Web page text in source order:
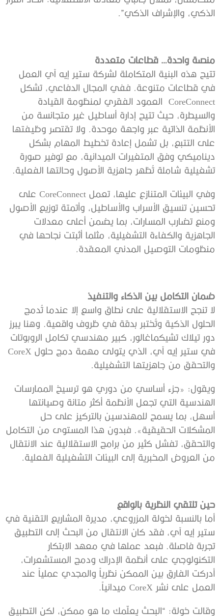
الذكي، والإشراف الذكي”.
منصة واحدة… قطاعات متعددة
تتيح هذه البنية المتكاملة لشركة ستير إيه آي العمل
في قطاعات متنوعة. ففي المجال الدفاعي، تشكل
CoreConnect العمود الفقري لمنظومة القيادة
والسيطرة، حيث تتيح إدارة أساطيل غير متجانسة من
الأنظمة الذاتية عبر واجهة موحدة. ولا تقتصر وظيفتها
على التتبع، بل تشمل إعادة تخطيط المهام بشكل
ديناميكي وفق المتغيرات الميدانية، مع توفير صورة
تشغيلية شاملة تُظهر جاهزية الأصول وحالتها الفعلية.
وفي البيئات المتنازع عليها، تعمل CoreConnect على
تحسين تنسيق الأسراب والأساطيل، وأتمتة توزيع الأصول
ومنع تضارب المسارات، بما يضمن أعلى معدلات
الجاهزية والكفاءة التشغيلية، مثلما أثبتت نجاحها في
منظومات التوصيل المدني المعقدة.
ضمان التكامل بين الذكاء والتنفيذ
لا تنجح الاستقلالية على نطاق واسع إلا عندما تُدمج
الحلول الذكية وتُختبر بدقة في ظروف واقعية. وهنا يبرز
دور تيلاك تشيكماغالور، كبير مهندسي تكامل الروبوتات
في ستير إيه آي، الذي يتولى مهمة دمج حلول CoreX
والتحقق من جاهزيتها التشغيلية.
ويقول: «جزء أساسي من دوري هو ترسيخ الممارسات
الهندسية التي تجعل الأنظمة أكثر متانة وصيانتها
أسهل، بما يسمح للمهندسين بالتركيز على حل
المشكلات الحقيقية». فبدون هذا المستوى من التكامل
والتحقق، تفشل كثير من برامج الاستقلالية عند الانتقال
من العروض المخبرية إلى البيئات التشغيلية الفعلية.
حين تلتقي النظرية بالواقع
أما بالنسبة لخولة المزروعي، مديرة المشاريع التقنية في
ستير إيه آي، فقد كان الانتقال من البحث إلى التطبيق
تجربة فاصلة. فبعد عملها في معهد الابتكار
التكنولوجي على أنظمة الإدراك ودمج المستشعرات،
أدركت الفارق بين الممكن نظرياً والمجدي عملياً عند
العمل على نشر CoreX ميدانياً.
وقالت خولة: “البحث يعلّمك ما هو ممكن، لكن التطبيق